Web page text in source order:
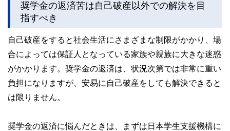
奨学金の返済苦は自己破産以外での解決を目
指すべき
自己破産をすると社会生活にさまざまな制限がかかり、場
合によっては保証人となっている家族や親族に大きな迷惑
がかかります。奨学金の返済は、状況次第では非常に重い
負担になりますが、安易に自己破産をしても解決できると
は限りません。
奨学金の返済に悩んだときは、まずは日本学生支援機構に